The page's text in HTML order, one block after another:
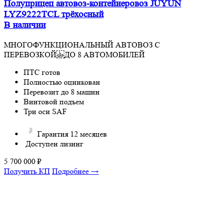
Полуприцеп автовоз-контейнеровоз JUYUN
LYZ9222TCL трёхосный
В наличии
МНОГОФУНКЦИОНАЛЬНЫЙ АВТОВОЗ С
ПЕРЕВОЗКОЙ ДО 8 АВТОМОБИЛЕЙ
ПТС готов
Полностью оцинкован
Перевозит до 8 машин
Винтовой подъем
Три оси SAF
Гарантия 12 месяцев
Доступен лизинг
5 700 000 ₽
Получить КП Подробнее →